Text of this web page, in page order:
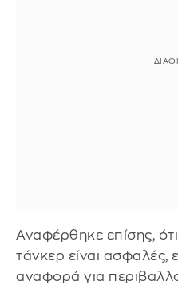
Αναφέρθηκε επίσης,
τάνκερ είναι ασφαλές,
αναφορά για